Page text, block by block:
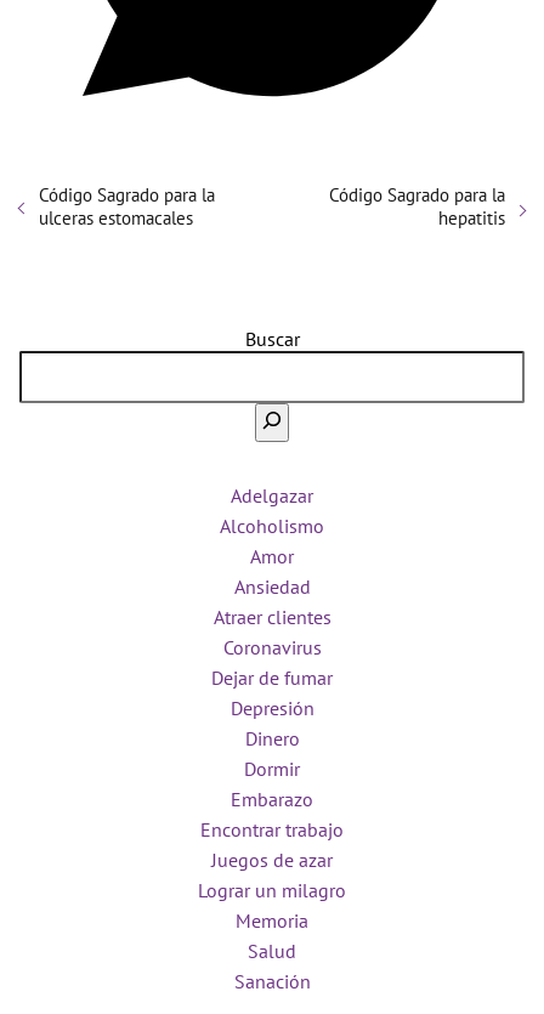
Código Sagrado para la
ulceras estomacales
Código Sagrado para la
hepatitis
Buscar
Adelgazar
Alcoholismo
Amor
Ansiedad
Atraer clientes
Coronavirus
Dejar de fumar
Depresión
Dinero
Dormir
Embarazo
Encontrar trabajo
Juegos de azar
Lograr un milagro
Memoria
Salud
Sanación